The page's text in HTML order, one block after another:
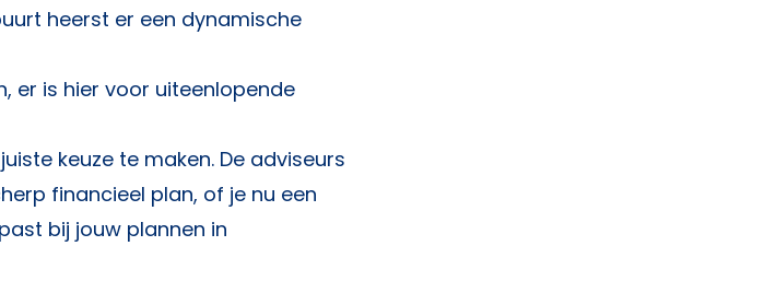
heerst er een dynamische
er is hier voor uiteenlopende
keuze te maken. De adviseurs
financieel plan, of je nu een
bij jouw plannen in